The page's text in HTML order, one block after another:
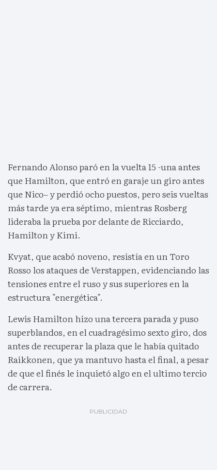
Fernando Alonso paró en la vuelta 15 -una antes
que Hamilton, que entró en garaje un giro antes
que Nico– y perdió ocho puestos, pero seis vueltas
más tarde ya era séptimo, mientras Rosberg
lideraba la prueba por delante de Ricciardo,
Hamilton y Kimi.
Kvyat, que acabó noveno, resistía en un Toro
Rosso los ataques de Verstappen, evidenciando las
tensiones entre el ruso y sus superiores en la
estructura "energética".
Lewis Hamilton hizo una tercera parada y puso
superblandos, en el cuadragésimo sexto giro, dos
antes de recuperar la plaza que le había quitado
Raikkonen, que ya mantuvo hasta el final, a pesar
de que el finés le inquietó algo en el ultimo tercio
de carrera.